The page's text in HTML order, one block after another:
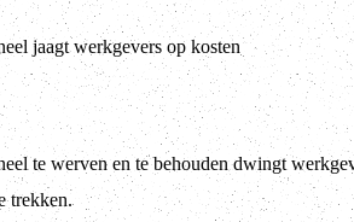
jaagt werkgevers op kosten
te werven en te behouden dwingt
trekken.